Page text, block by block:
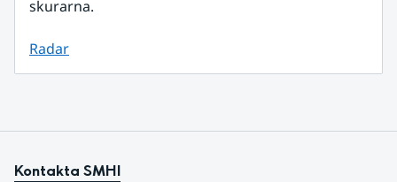
skurarna.
Radar
Kontakta SMHI